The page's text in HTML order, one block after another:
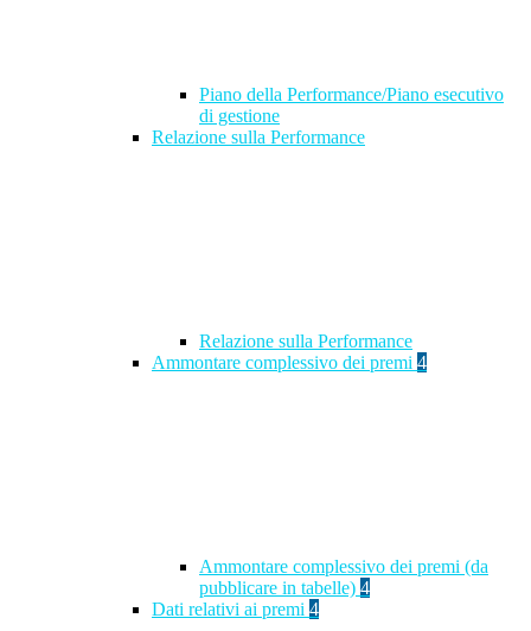
Piano della Performance/Piano esecutivo
di gestione
Relazione sulla Performance
Relazione sulla Performance
Ammontare complessivo dei premi 4
Ammontare complessivo dei premi (da
pubblicare in tabelle) 4
Dati relativi ai premi 4